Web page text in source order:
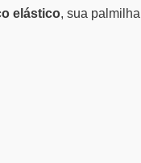
elástico, sua